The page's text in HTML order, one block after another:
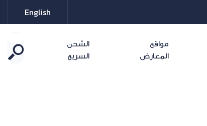
English
مواقع
المعارض
الشحن
السريع